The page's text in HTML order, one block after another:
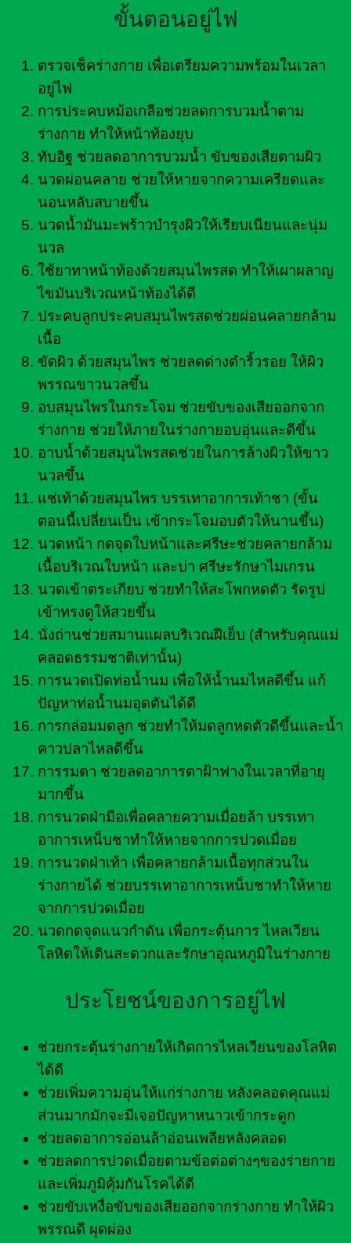
ขั้นตอนอยู่ไฟ
ตรวจเช็คร่างกาย เพื่อเตรียมความพร้อมในเวลา
อยู่ไฟ
การประคบหม้อเกลือช่วยลดการบวมน้ำตาม
ร่างกาย ทำให้หน้าท้องยุบ
ทับอิฐ ช่วยลดอาการบวมน้ำ ขับของเสียตามผิว
นวดผ่อนคลาย ช่วยให้หายจากความเครียดและ
นอนหลับสบายขึ้น
นวดน้ำมันมะพร้าวบำรุงผิวให้เรียบเนียนและนุ่ม
นวล
ใช้ยาทาหน้าท้องด้วยสมุนไพรสด ทำให้เผาผลาญ
ไขมันบริเวณหน้าท้องได้ดี
ประคบลูกประคบสมุนไพรสดช่วยผ่อนคลายกล้าม
เนื้อ
ขัดผิว ด้วยสมุนไพร ช่วยลดด่างดำริ้วรอย ให้ผิว
พรรณขาวนวลขึ้น
อบสมุนไพรในกระโจม ช่วยขับของเสียออกจาก
ร่างกาย ช่วยให้ภายในร่างกายอบอุ่นและดีขึ้น
อาบน้ำด้วยสมุนไพรสดช่วยในการล้างผิวให้ขาว
นวลขึ้น
แช่เท้าด้วยสมุนไพร บรรเทาอาการเท้าชา (ขั้น
ตอนนี้เปลี่ยนเป็น เข้ากระโจมอบตัวให้นานขึ้น)
นวดหน้า กดจุดใบหน้าและศรีษะช่วยคลายกล้าม
เนื้อบริเวณใบหน้า และบ่า ศรีษะรักษาไมเกรน
นวดเข้าตระเกียบ ช่วยทำให้สะโพกหดตัว รัดรูป
เข้าทรงดูให้สวยขึ้น
นั่งถ่านช่วยสมานแผลบริเวณฝีเย็บ (สำหรับคุณแม่
คลอดธรรมชาติเท่านั้น)
การนวดเปิดท่อน้ำนม เพื่อให้น้ำนมไหลดีขึ้น แก้
ปัญหาท่อน้ำนมอุดตันได้ดี
การกล่อมมดลูก ช่วยทำให้มดลูกหดตัวดีขึ้นและน้ำ
คาวปลาไหลดีขึ้น
การรมตา ช่วยลดอาการตาฝ้าฟางในเวลาที่อายุ
มากขึ้น
การนวดฝ่ามือเพื่อคลายความเมื่อยล้า บรรเทา
อาการเหน็บชาทำให้หายจากการปวดเมื่อย
การนวดฝ่าเท้า เพื่อคลายกล้ามเนื้อทุกส่วนใน
ร่างกายได้ ช่วยบรรเทาอาการเหน็บชาทำให้หาย
จากการปวดเมื่อย
นวดกดจุดแนวกำดัน เพื่อกระตุ้นการ ไหลเวียน
โลหิตให้เดินสะดวกและรักษาอุณหภูมิในร่างกาย
ประโยชน์ของการอยู่ไฟ
ช่วยกระตุ้นร่างกายให้เกิดการไหลเวียนของโลหิต
ได้ดี
ช่วยเพิ่มความอุ่นให้แก่ร่างกาย หลังคลอดคุณแม่
ส่วนมากมักจะมีเจอปัญหาหนาวเข้ากระดูก
ช่วยลดอาการอ่อนล้าอ่อนเพลียหลังคลอด
ช่วยลดการปวดเมื่อยตามข้อต่อต่างๆของร่ายกาย
และเพิ่มภูมิคุ้มกันโรคได้ดี
ช่วยขับเหงื่อขับของเสียออกจากร่างกาย ทำให้ผิว
พรรณดี ผุดผ่อง